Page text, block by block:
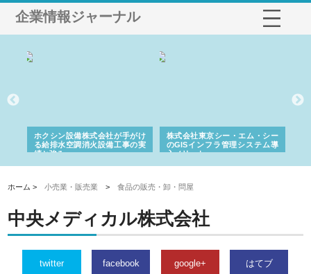
企業情報ジャーナル
ホクシン設備株式会社が手がけ
る給排水空調消火設備工事の実
績と強み
株式会社東京シー・エム・シー
のGISインフラ管理システム導
入メリット
ホーム >小売業・販売業 >食品の販売・卸・問屋
中央メディカル株式会社
twitter facebook google+ はてブ